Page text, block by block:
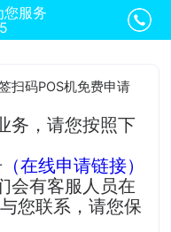
您服务
扫码POS机免费申请
务，请您按照下
（在线申请链接）
会有客服人员在
您联系，请您保